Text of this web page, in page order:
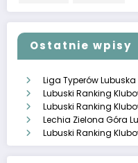
Ostatnie wpisy
Liga Typerów
Lubuski Ranking
Lubuski Ranking
Lechia Zielona Góra
Lubuski Ranking